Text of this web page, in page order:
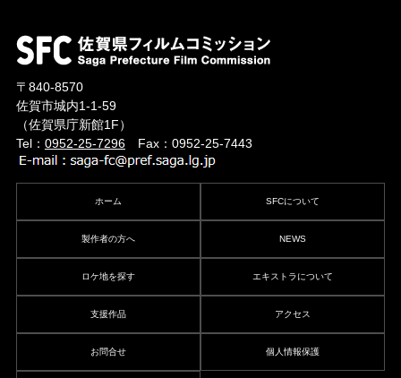
〒840-8570
佐賀市城内1-1-59
（佐賀県庁新館1F）
Tel： 0952-25-7296Fax：0952-25-7443
ホーム SFCについて
製作者の方へ NEWS
ロケ地を探す エキストラについて
支援作品 アクセス
お問合せ 個人情報保護